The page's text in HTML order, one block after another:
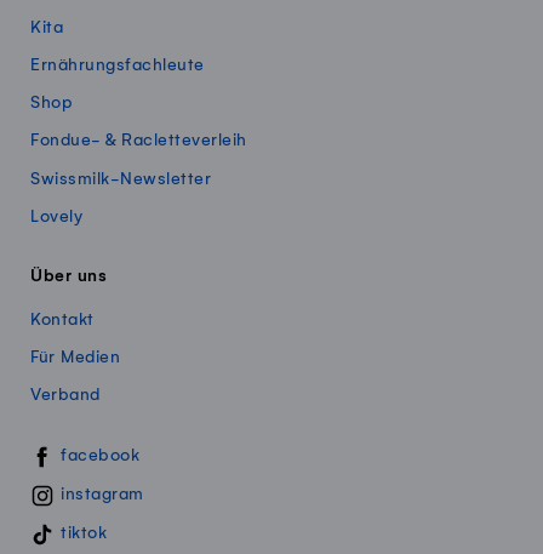
Kita
Ernährungsfachleute
Shop
Fondue- & Racletteverleih
Swissmilk-Newsletter
Lovely
Über uns
Kontakt
Für Medien
Verband
Swissmillk auf Social Media
facebook
instagram
tiktok